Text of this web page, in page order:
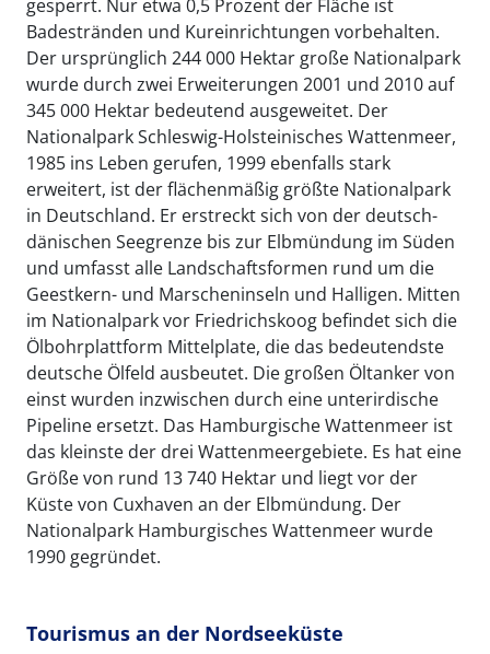
gesperrt. Nur etwa 0,5 Prozent der Fläche ist
Badestränden und Kureinrichtungen vorbehalten.
Der ursprünglich 244 000 Hektar große Nationalpark
wurde durch zwei Erweiterungen 2001 und 2010 auf
345 000 Hektar bedeutend ausgeweitet. Der
Nationalpark Schleswig-Holsteinisches Wattenmeer,
1985 ins Leben gerufen, 1999 ebenfalls stark
erweitert, ist der flächenmäßig größte Nationalpark
in Deutschland. Er erstreckt sich von der deutsch-
dänischen Seegrenze bis zur Elbmündung im Süden
und umfasst alle Landschaftsformen rund um die
Geestkern- und Marscheninseln und Halligen. Mitten
im Nationalpark vor Friedrichskoog befindet sich die
Ölbohrplattform Mittelplate, die das bedeutendste
deutsche Ölfeld ausbeutet. Die großen Öltanker von
einst wurden inzwischen durch eine unterirdische
Pipeline ersetzt. Das Hamburgische Wattenmeer ist
das kleinste der drei Wattenmeergebiete. Es hat eine
Größe von rund 13 740 Hektar und liegt vor der
Küste von Cuxhaven an der Elbmündung. Der
Nationalpark Hamburgisches Wattenmeer wurde
1990 gegründet.
Tourismus an der Nordseeküste